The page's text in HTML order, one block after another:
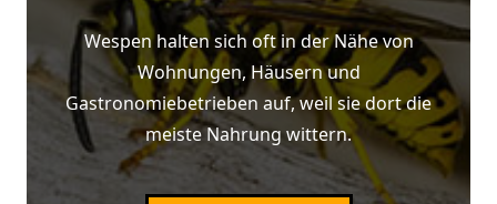
Wespen halten sich oft in der Nähe von
Wohnungen, Häusern und
Gastronomiebetrieben auf, weil sie dort die
meiste Nahrung wittern.